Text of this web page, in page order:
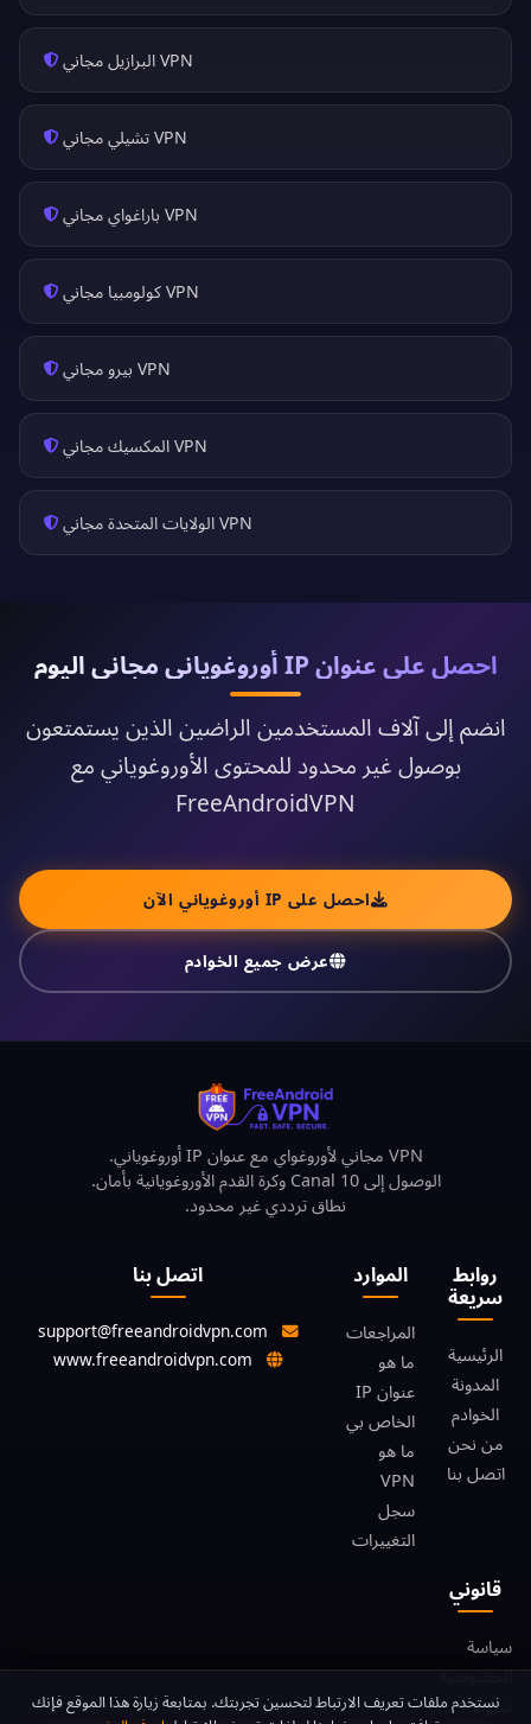
VPN البرازيل مجاني
VPN تشيلي مجاني
VPN باراغواي مجاني
VPN كولومبيا مجاني
VPN بيرو مجاني
VPN المكسيك مجاني
VPN الولايات المتحدة مجاني
احصل على عنوان IP أوروغوياني مجاني اليوم
انضم إلى آلاف المستخدمين الراضين الذين يستمتعون
بوصول غير محدود للمحتوى الأوروغوياني مع
FreeAndroidVPN
احصل على IP أوروغوياني الآن
عرض جميع الخوادم
روابط
سريعة
الرئيسية
المدونة
الخوادم
من نحن
اتصل بنا
الموارد
المراجعات
ما هو
عنوان IP
الخاص بي
ما هو
VPN
سجل
التغييرات
قانوني
سياسة
الخصوصية
شروط
VPN مجاني لأوروغواي مع عنوان IP أوروغوياني.
الوصول إلى Canal 10 وكرة القدم الأوروغويانية بأمان.
نطاق ترددي غير محدود.
اتصل بنا
موافقة ملفات تعريف
نستخدم ملفات تعريف الارتباط لتحسين تجربتك. بمتابعة زيارة هذا الموقع فإنك